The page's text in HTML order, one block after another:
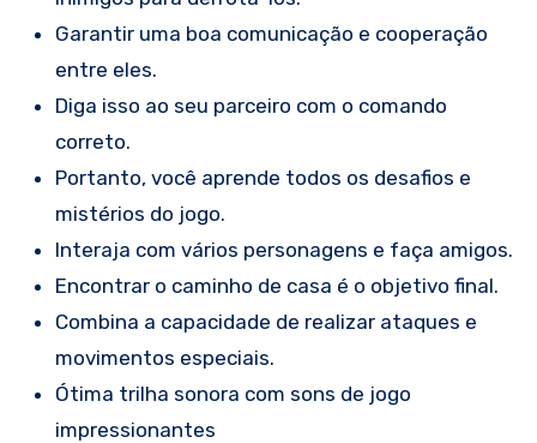
Garantir uma boa comunicação e cooperação
entre eles.
Diga isso ao seu parceiro com o comando
correto.
Portanto, você aprende todos os desafios e
mistérios do jogo.
Interaja com vários personagens e faça amigos.
Encontrar o caminho de casa é o objetivo final.
Combina a capacidade de realizar ataques e
movimentos especiais.
Ótima trilha sonora com sons de jogo
impressionantes